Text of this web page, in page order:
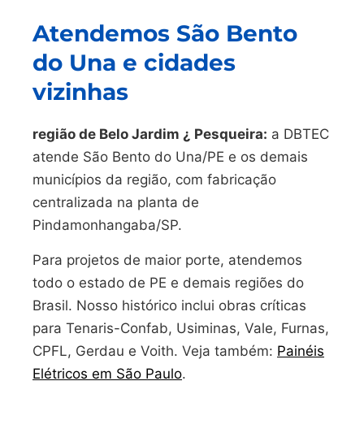
Atendemos São Bento
do Una e cidades
vizinhas
região de Belo Jardim ¿ Pesqueira: a DBTEC
atende São Bento do Una/PE e os demais
municípios da região, com fabricação
centralizada na planta de
Pindamonhangaba/SP.
Para projetos de maior porte, atendemos
todo o estado de PE e demais regiões do
Brasil. Nosso histórico inclui obras críticas
para Tenaris-Confab, Usiminas, Vale, Furnas,
CPFL, Gerdau e Voith. Veja também: Painéis
Elétricos em São Paulo.